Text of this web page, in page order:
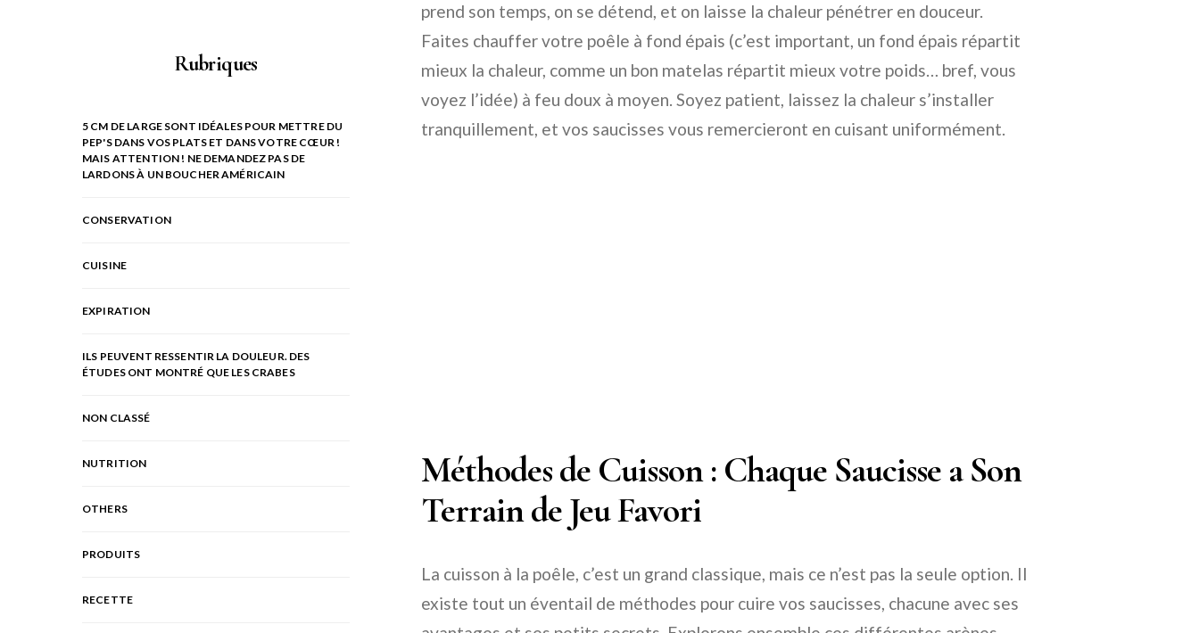
prend son temps, on se détend, et on laisse la chaleur pénétrer en douceur.
Faites chauffer votre poêle à fond épais (c’est important, un fond épais répartit
mieux la chaleur, comme un bon matelas répartit mieux votre poids… bref, vous
voyez l’idée) à feu doux à moyen. Soyez patient, laissez la chaleur s’installer
tranquillement, et vos saucisses vous remercieront en cuisant uniformément.
Méthodes de Cuisson : Chaque Saucisse a Son
Terrain de Jeu Favori
La cuisson à la poêle, c’est un grand classique, mais ce n’est pas la seule option. Il
existe tout un éventail de méthodes pour cuire vos saucisses, chacune avec ses
Rubriques
5 CM DE LARGE SONT IDÉALES POUR METTRE DU
PEP'S DANS VOS PLATS ET DANS VOTRE CŒUR !
MAIS ATTENTION ! NE DEMANDEZ PAS DE
LARDONS À UN BOUCHER AMÉRICAIN
CONSERVATION
CUISINE
EXPIRATION
ILS PEUVENT RESSENTIR LA DOULEUR. DES
ÉTUDES ONT MONTRÉ QUE LES CRABES
NON CLASSÉ
NUTRITION
OTHERS
PRODUITS
RECETTE